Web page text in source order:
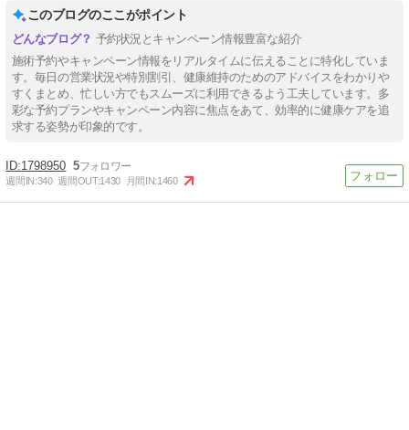
このブログのここがポイント
予約状況とキャンペーン情報豊富な紹介
施術予約やキャンペーン情報をリアルタイムに伝えることに特化していま
す。毎日の営業状況や特別割引、健康維持のためのアドバイスをわかりや
すくまとめ、忙しい方でもスムーズに利用できるよう工夫しています。多
彩な予約プランやキャンペーン内容に焦点をあて、効率的に健康ケアを追
求する姿勢が印象的です。
1798950 5
週間IN:340 週間OUT:1430 月間IN:1460